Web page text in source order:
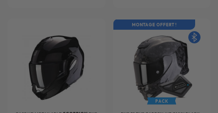
MONTAGE OFFERT !
PACK